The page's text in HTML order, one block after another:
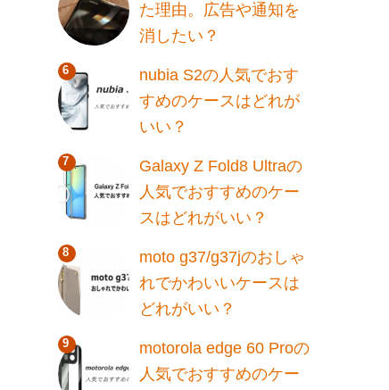
た理由。広告や通知を
消したい？
nubia S2の人気でおす
すめのケースはどれが
いい？
Galaxy Z Fold8 Ultraの
人気でおすすめのケー
スはどれがいい？
moto g37/g37jのおしゃ
れでかわいいケースは
どれがいい？
motorola edge 60 Proの
人気でおすすめのケー